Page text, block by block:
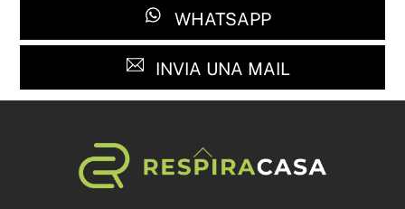
WHATSAPP
INVIA UNA MAIL
Back
To